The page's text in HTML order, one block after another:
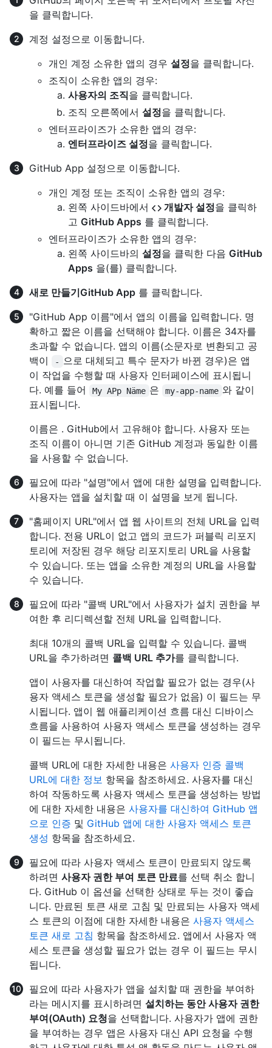
을 클릭합니다.
계정 설정으로 이동합니다.
개인 계정 소유한 앱의 경우 설정을 클릭합니다.
조직이 소유한 앱의 경우:
사용자의 조직을 클릭합니다.
조직 오른쪽에서 설정을 클릭합니다.
엔터프라이즈가 소유한 앱의 경우:
엔터프라이즈 설정을 클릭합니다.
GitHub App 설정으로 이동합니다.
개인 계정 또는 조직이 소유한 앱의 경우:
왼쪽 사이드바에서
개발자 설정을 클릭하
고 GitHub Apps 를 클릭합니다.
엔터프라이즈가 소유한 앱의 경우:
왼쪽 사이드바의 설정을 클릭한 다음 GitHub
Apps 을(를) 클릭합니다.
새로 만들기GitHub App 를 클릭합니다.
"GitHub App 이름"에서 앱의 이름을 입력합니다. 명
확하고 짧은 이름을 선택해야 합니다. 이름은 34자를
초과할 수 없습니다. 앱의 이름(소문자로 변환되고 공
백이
- 으로 대체되고 특수 문자가 바뀐 경우)은 앱
이 작업을 수행할 때 사용자 인터페이스에 표시됩니
다. 예를 들어
My APp Näme 은 my-app-name 와 같이
표시됩니다.
이름은 . GitHub에서 고유해야 합니다. 사용자 또는
조직 이름이 아니면 기존 GitHub 계정과 동일한 이름
을 사용할 수 없습니다.
필요에 따라 "설명"에서 앱에 대한 설명을 입력합니다.
사용자는 앱을 설치할 때 이 설명을 보게 됩니다.
"홈페이지 URL"에서 앱 웹 사이트의 전체 URL을 입력
합니다. 전용 URL이 없고 앱의 코드가 퍼블릭 리포지
토리에 저장된 경우 해당 리포지토리 URL을 사용할
수 있습니다. 또는 앱을 소유한 계정의 URL을 사용할
수 있습니다.
필요에 따라 "콜백 URL"에서 사용자가 설치 권한을 부
여한 후 리디렉션할 전체 URL을 입력합니다.
최대 10개의 콜백 URL을 입력할 수 있습니다. 콜백
URL을 추가하려면 콜백 URL 추가를 클릭합니다.
앱이 사용자를 대신하여 작업할 필요가 없는 경우(사
용자 액세스 토큰을 생성할 필요가 없음) 이 필드는 무
시됩니다. 앱이 웹 애플리케이션 흐름 대신 디바이스
흐름을 사용하여 사용자 액세스 토큰을 생성하는 경우
이 필드는 무시됩니다.
콜백 URL에 대한 자세한 내용은 사용자 인증 콜백
URL에 대한 정보 항목을 참조하세요. 사용자를 대신
하여 작동하도록 사용자 액세스 토큰을 생성하는 방법
에 대한 자세한 내용은 사용자를 대신하여 GitHub 앱
으로 인증 및 GitHub 앱에 대한 사용자 액세스 토큰
생성 항목을 참조하세요.
필요에 따라 사용자 액세스 토큰이 만료되지 않도록
하려면 사용자 권한 부여 토큰 만료를 선택 취소 합니
다. GitHub 이 옵션을 선택한 상태로 두는 것이 좋습
니다. 만료된 토큰 새로 고침 및 만료되는 사용자 액세
스 토큰의 이점에 대한 자세한 내용은 사용자 액세스
토큰 새로 고침 항목을 참조하세요. 앱에서 사용자 액
세스 토큰을 생성할 필요가 없는 경우 이 필드는 무시
됩니다.
필요에 따라 사용자가 앱을 설치할 때 권한을 부여하
라는 메시지를 표시하려면 설치하는 동안 사용자 권한
부여(OAuth) 요청을 선택합니다. 사용자가 앱에 권한
을 부여하는 경우 앱은 사용자 대신 API 요청을 수행